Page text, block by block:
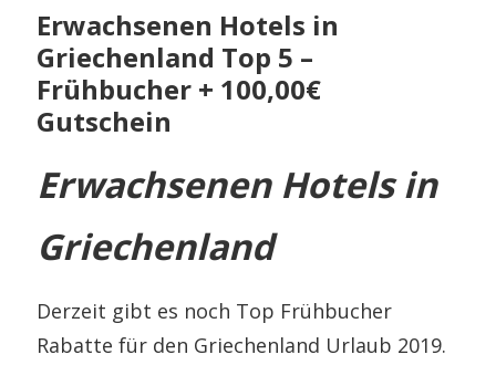
Erwachsenen Hotels in
Griechenland Top 5 –
Frühbucher + 100,00€
Gutschein
Erwachsenen Hotels in
Griechenland
Derzeit gibt es noch Top Frühbucher
Rabatte für den Griechenland Urlaub 2019.